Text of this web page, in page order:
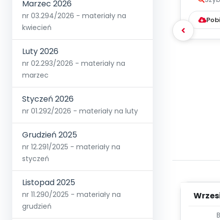
Marzec 2026
nr 03.294/2026 - materiały na
kwiecień
Luty 2026
nr 02.293/2026 - materiały na
marzec
Styczeń 2026
nr 01.292/2026 - materiały na luty
Grudzień 2025
nr 12.291/2025 - materiały na
styczeń
Listopad 2025
nr 11.290/2025 - materiały na
grudzień